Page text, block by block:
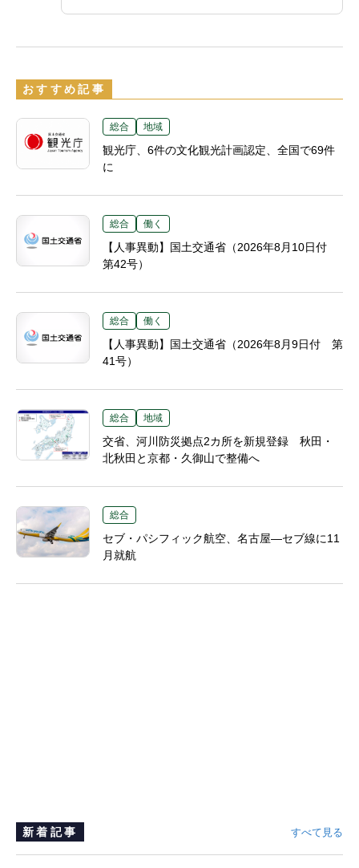
おすすめ記事
総合 地域
観光庁、6件の文化観光計画認定、全国で69件
に
総合 働く
【人事異動】国土交通省（2026年8月10日付
第42号）
総合 働く
【人事異動】国土交通省（2026年8月9日付 第
41号）
総合 地域
交省、河川防災拠点2カ所を新規登録 秋田・
北秋田と京都・久御山で整備へ
総合
セブ・パシフィック航空、名古屋―セブ線に11
月就航
新着記事 すべて見る